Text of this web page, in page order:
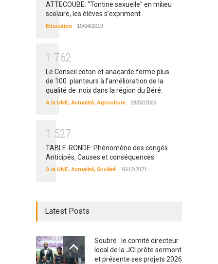
ATTECOUBE: "Tontine sexuelle" en milieu
scolaire, les élèves s’expriment.
Education 19/04/2019
1 762
Le Conseil coton et anacarde forme plus
de 100 planteurs à l’amélioration de la
qualité de noix dans la région du Béré.
A la UNE, Actualité, Agriculture 28/02/2024
1 527
TABLE-RONDE: Phénomène des congés
Anticipés, Causes et conséquences
A la UNE, Actualité, Société 16/12/2021
Latest Posts
Soubré : le comité directeur
local de la JCI prête serment
et présente ses projets 2026